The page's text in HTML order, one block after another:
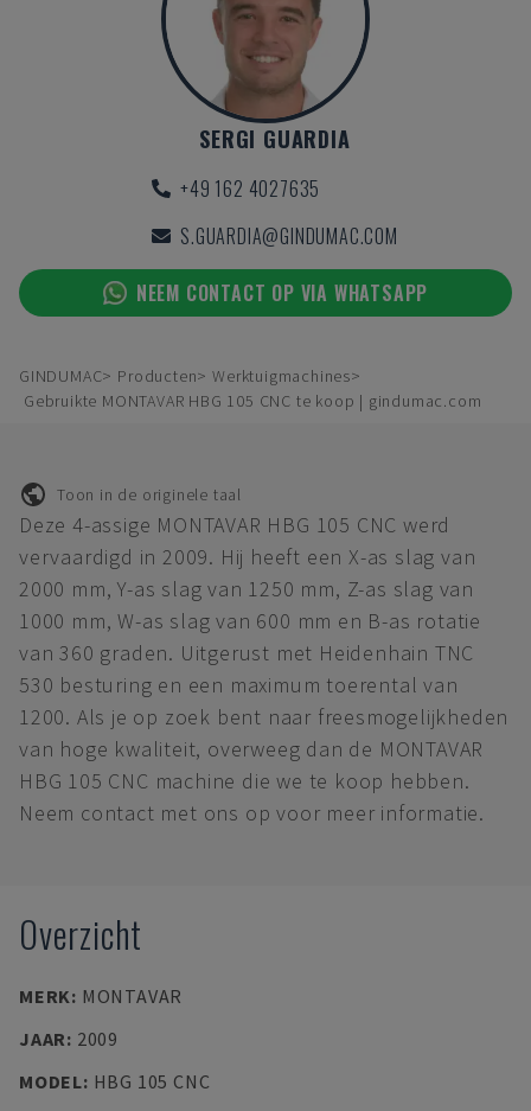
SERGI GUARDIA
+49 162 4027635
S.GUARDIA@GINDUMAC.COM
NEEM CONTACT OP VIA WHATSAPP
GINDUMAC Producten
Werktuigmachines
Gebruikte MONTAVAR HBG 105 CNC te koop | gindumac.com
Toon in de originele taal
Deze 4-assige MONTAVAR HBG 105 CNC werd
vervaardigd in 2009. Hij heeft een X-as slag van
2000 mm, Y-as slag van 1250 mm, Z-as slag van
1000 mm, W-as slag van 600 mm en B-as rotatie
van 360 graden. Uitgerust met Heidenhain TNC
530 besturing en een maximum toerental van
1200. Als je op zoek bent naar freesmogelijkheden
van hoge kwaliteit, overweeg dan de MONTAVAR
HBG 105 CNC machine die we te koop hebben.
Neem contact met ons op voor meer informatie.
Overzicht
MERK: MONTAVAR
JAAR: 2009
MODEL: HBG 105 CNC